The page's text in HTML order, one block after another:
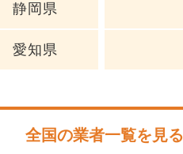
静岡県
愛知県
全国の業者一覧を見る